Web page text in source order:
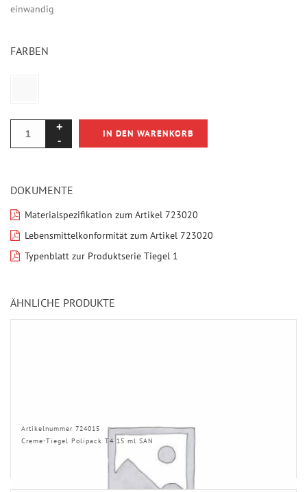
einwandig
FARBEN
IN DEN WARENKORB
DOKUMENTE
Materialspezifikation zum Artikel 723020
Lebensmittelkonformität zum Artikel 723020
Typenblatt zur Produktserie Tiegel 1
ÄHNLICHE PRODUKTE
Artikelnummer 724015
Creme-Tiegel Polipack T4 15 ml SAN